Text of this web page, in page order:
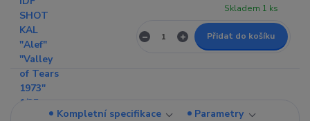
Skladem 1 ks
Přidat do košíku
Kompletní specifikace
Parametry